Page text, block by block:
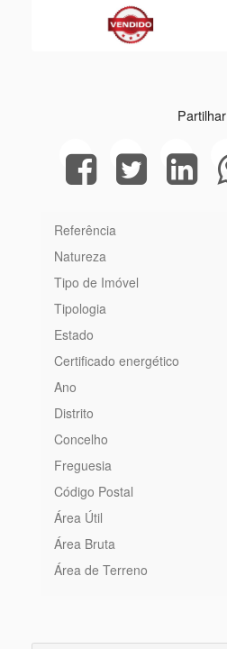
Partilhar
Referência
Natureza
Tipo de Imóvel
Tipologia
Estado
Certificado energético
Ano
Distrito
Concelho
Freguesia
Código Postal
Área Útil
Área Bruta
Área de Terreno